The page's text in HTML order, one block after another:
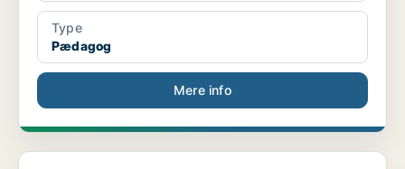
Type
Pædagog
Mere info
Engageret pædagog søges til skovbørnehave